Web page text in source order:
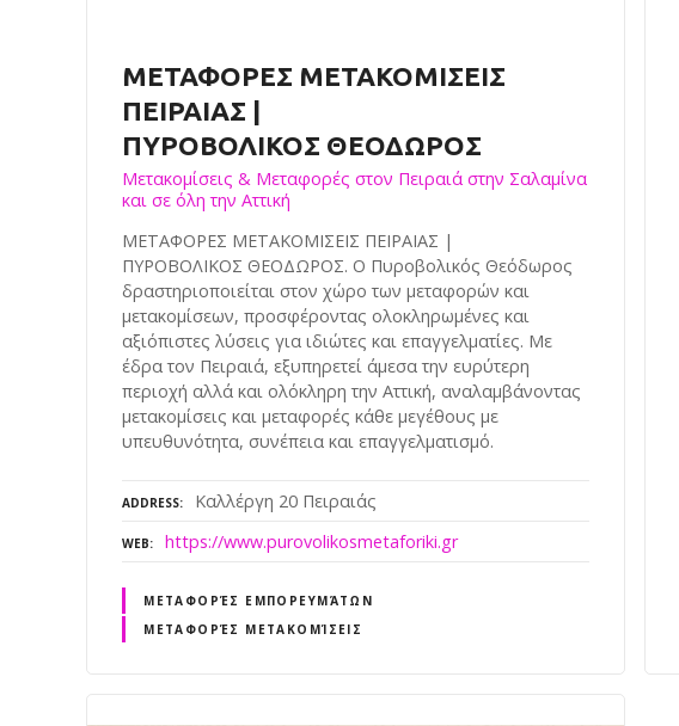
ΜΕΤΑΦΟΡΕΣ ΜΕΤΑΚΟΜΙΣΕΙΣ
ΠΕΙΡΑΙΑΣ |
ΠΥΡΟΒΟΛΙΚΟΣ ΘΕΟΔΩΡΟΣ
Μετακομίσεις & Μεταφορές στον Πειραιά στην Σαλαμίνα
και σε όλη την Αττική
ΜΕΤΑΦΟΡΕΣ ΜΕΤΑΚΟΜΙΣΕΙΣ ΠΕΙΡΑΙΑΣ |
ΠΥΡΟΒΟΛΙΚΟΣ ΘΕΟΔΩΡΟΣ. Ο Πυροβολικός Θεόδωρος
δραστηριοποιείται στον χώρο των μεταφορών και
μετακομίσεων, προσφέροντας ολοκληρωμένες και
αξιόπιστες λύσεις για ιδιώτες και επαγγελματίες. Με
έδρα τον Πειραιά, εξυπηρετεί άμεσα την ευρύτερη
περιοχή αλλά και ολόκληρη την Αττική, αναλαμβάνοντας
μετακομίσεις και μεταφορές κάθε μεγέθους με
υπευθυνότητα, συνέπεια και επαγγελματισμό.
ADDRESS Καλλέργη 20 Πειραιάς
WEB https://www.purovolikosmetaforiki.gr
ΜΕΤΑΦΟΡΈΣ ΕΜΠΟΡΕΥΜΆΤΩΝ
ΜΕΤΑΦΟΡΈΣ ΜΕΤΑΚΟΜΊΣΕΙΣ